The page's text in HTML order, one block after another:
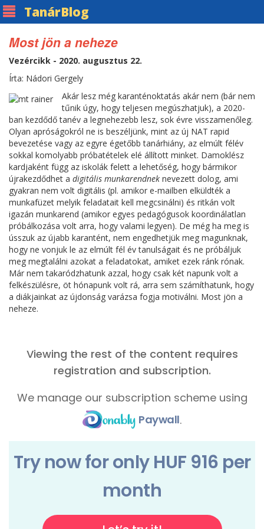
TanárBlog
Most jön a neheze
Vezércikk - 2020. augusztus 22.
Írta: Nádori Gergely
Akár lesz még karanténoktatás akár nem (bár nem
tűnik úgy, hogy teljesen megúszhatjuk), a 2020-
ban kezdődő tanév a legnehezebb lesz, sok évre visszamenőleg.
Olyan apróságokról ne is beszéljünk, mint az új NAT rapid
bevezetése vagy az egyre égetőbb tanárhiány, az elmúlt félév
sokkal komolyabb próbatételek elé állított minket. Damoklész
kardjaként függ az iskolák felett a lehetőség, hogy bármikor
újrakezdődhet a digitális munkarendnek nevezett dolog, ami
gyakran nem volt digitális (pl. amikor e-mailben elküldték a
munkafüzet melyik feladatait kell megcsinálni) és ritkán volt
igazán munkarend (amikor egyes pedagógusok koordinálatlan
próbálkozása volt arra, hogy valami legyen). De még ha meg is
ússzuk az újabb karantént, nem engedhetjük meg magunknak,
hogy ne vonjuk le az elmúlt fél év tanulságait és ne próbáljuk
meg megtalálni azokat a feladatokat, amiket ezek ránk rónak.
Már nem takaródzhatunk azzal, hogy csak két napunk volt a
felkészülésre, öt hónapunk volt rá, arra sem számíthatunk, hogy
a diákjainkat az újdonság varázsa fogja motiválni. Most jön a
neheze.